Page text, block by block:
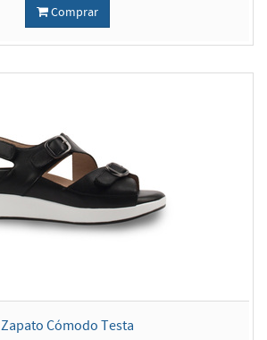
Comprar
Zapato Cómodo Testa